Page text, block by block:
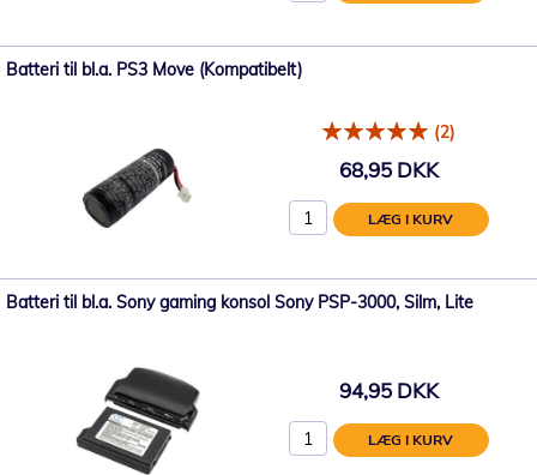
Batteri til bl.a. PS3 Move (Kompatibelt)
(2)
68,95 DKK
LÆG I KURV
Batteri til bl.a. Sony gaming konsol Sony PSP-3000, Silm, Lite
94,95 DKK
LÆG I KURV